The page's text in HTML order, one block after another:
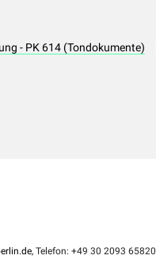
- PK 614 (Tondokumente)
, Telefon: +49 30 2093 65820